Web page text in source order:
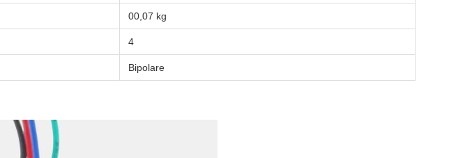
00,07 kg
4
Bipolare